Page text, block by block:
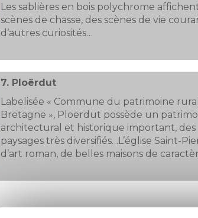
Les sablières en bois polychrome
scènes de chasse, des scènes de vie
d’autres curiosités…
7. Ploërdut
Labelisée « Commune du patrimoine
Bretagne », Ploërdut possède un
architectural et historique important, des
paysages très diversifiés…L’église Saint-
d’art roman, de belles maisons de